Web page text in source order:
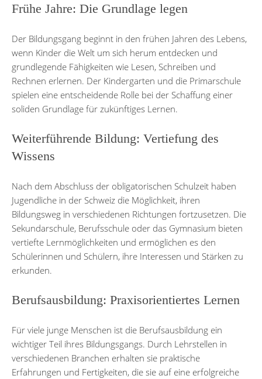
Frühe Jahre: Die Grundlage legen
Der Bildungsgang beginnt in den frühen Jahren des Lebens,
wenn Kinder die Welt um sich herum entdecken und
grundlegende Fähigkeiten wie Lesen, Schreiben und
Rechnen erlernen. Der Kindergarten und die Primarschule
spielen eine entscheidende Rolle bei der Schaffung einer
soliden Grundlage für zukünftiges Lernen.
Weiterführende Bildung: Vertiefung des
Wissens
Nach dem Abschluss der obligatorischen Schulzeit haben
Jugendliche in der Schweiz die Möglichkeit, ihren
Bildungsweg in verschiedenen Richtungen fortzusetzen. Die
Sekundarschule, Berufsschule oder das Gymnasium bieten
vertiefte Lernmöglichkeiten und ermöglichen es den
Schülerinnen und Schülern, ihre Interessen und Stärken zu
erkunden.
Berufsausbildung: Praxisorientiertes Lernen
Für viele junge Menschen ist die Berufsausbildung ein
wichtiger Teil ihres Bildungsgangs. Durch Lehrstellen in
verschiedenen Branchen erhalten sie praktische
Erfahrungen und Fertigkeiten, die sie auf eine erfolgreiche